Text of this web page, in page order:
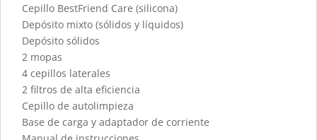
Cepillo BestFriend Care (silicona)
Depósito mixto (sólidos y líquidos)
Depósito sólidos
2 mopas
4 cepillos laterales
2 filtros de alta eficiencia
Cepillo de autolimpieza
Base de carga y adaptador de corriente